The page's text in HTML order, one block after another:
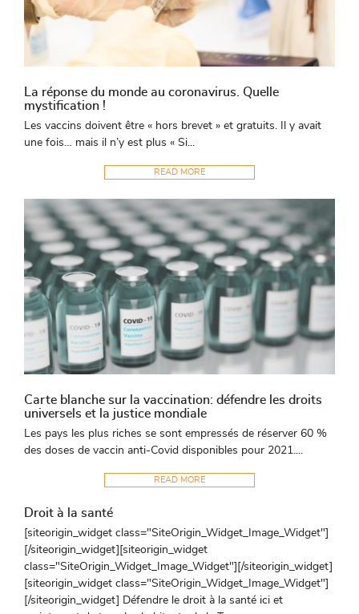
La réponse du monde au coronavirus. Quelle
mystification !
Les vaccins doivent être « hors brevet » et gratuits. Il y avait
une fois… mais il n’y est plus « Si...
READ MORE
Carte blanche sur la vaccination: défendre les droits
universels et la justice mondiale
Les pays les plus riches se sont empressés de réserver 60 %
des doses de vaccin anti-Covid disponibles pour 2021....
READ MORE
Droit à la santé
[siteorigin_widget class="SiteOrigin_Widget_Image_Widget"]
[/siteorigin_widget][siteorigin_widget
class="SiteOrigin_Widget_Image_Widget"][/siteorigin_widget]
[siteorigin_widget class="SiteOrigin_Widget_Image_Widget"]
[/siteorigin_widget] Défendre le droit à la santé ici et